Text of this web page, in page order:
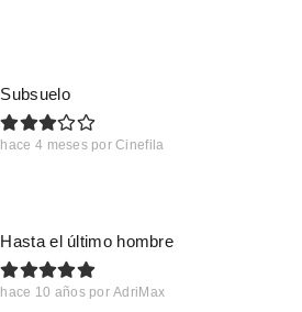
Subsuelo
hace 4 meses por Cinefila
Hasta el último hombre
hace 10 años por AdriMax